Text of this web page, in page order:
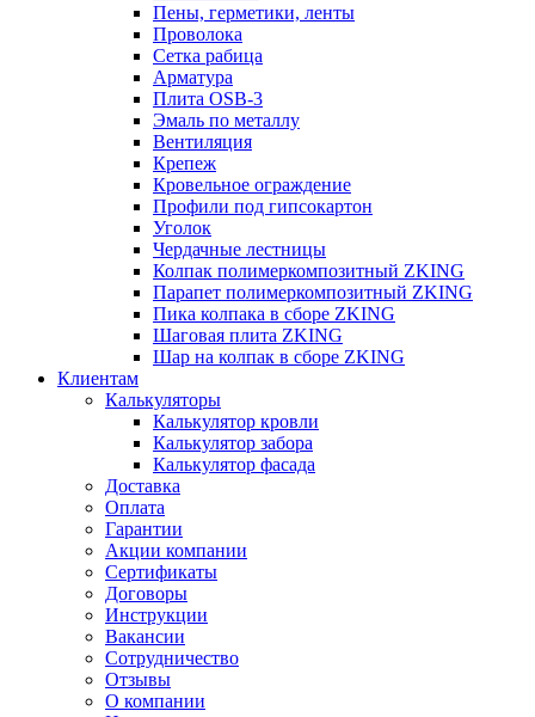
Пены, герметики, ленты
Проволока
Сетка рабица
Арматура
Плита OSB-3
Эмаль по металлу
Вентиляция
Крепеж
Кровельное ограждение
Профили под гипсокартон
Уголок
Чердачные лестницы
Колпак полимеркомпозитный ZKING
Парапет полимеркомпозитный ZKING
Пика колпака в сборе ZKING
Шаговая плита ZKING
Шар на колпак в сборе ZKING
Клиентам
Калькуляторы
Калькулятор кровли
Калькулятор забора
Калькулятор фасада
Доставка
Оплата
Гарантии
Акции компании
Сертификаты
Договоры
Инструкции
Вакансии
Сотрудничество
Отзывы
О компании